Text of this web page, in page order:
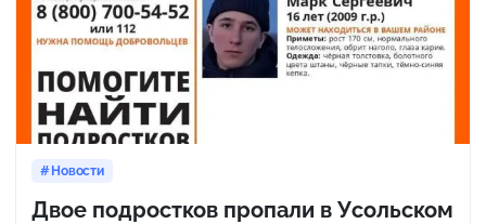
Новости
Двое подростков пропали в Усольском